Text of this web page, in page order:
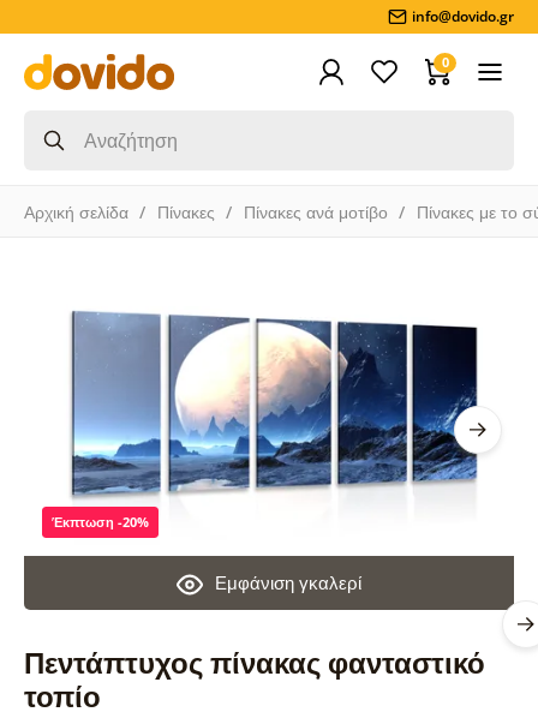
info@dovido.gr
0
Αρχική σελίδα Πίνακες Πίνακες ανά μοτίβο Πίνακες με το
Πεντάπτυχος πίνακας φανταστικό
τοπίο
Εμφάνιση γκαλερί
Έκπτωση -20%